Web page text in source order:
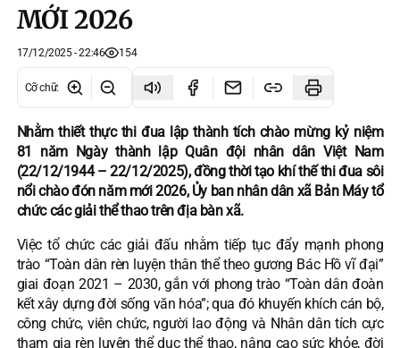
MỚI 2026
17/12/2025 - 22:46 154
Cỡ chữ:
Nhằm thiết thực thi đua lập thành tích chào mừng kỷ niệm
81 năm Ngày thành lập Quân đội nhân dân Việt Nam
(22/12/1944 – 22/12/2025), đồng thời tạo khí thế thi đua sôi
nổi chào đón năm mới 2026, Ủy ban nhân dân xã Bản Máy tổ
chức các giải thể thao trên địa bàn xã.
Việc tổ chức các giải đấu nhằm tiếp tục đẩy mạnh phong
trào “Toàn dân rèn luyện thân thể theo gương Bác Hồ vĩ đại”
giai đoạn 2021 – 2030, gắn với phong trào “Toàn dân đoàn
kết xây dựng đời sống văn hóa”; qua đó khuyến khích cán bộ,
công chức, viên chức, người lao động và Nhân dân tích cực
tham gia rèn luyện thể dục thể thao, nâng cao sức khỏe, đời